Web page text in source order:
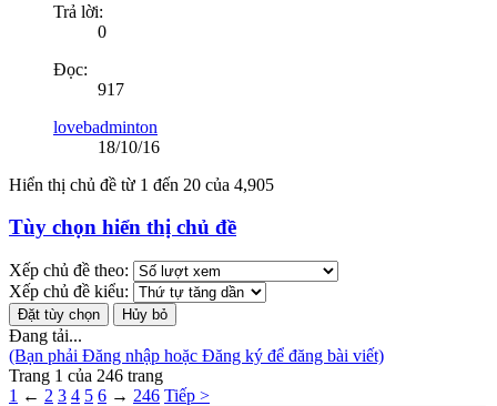
Trả lời:
0
Đọc:
917
lovebadminton
18/10/16
Hiển thị chủ đề từ 1 đến 20 của 4,905
Tùy chọn hiển thị chủ đề
Xếp chủ đề theo:
Xếp chủ đề kiểu:
Đang tải...
(Bạn phải Đăng nhập hoặc Đăng ký để đăng bài viết)
Trang 1 của 246 trang
1 ← 2 3 4 5 6 → 246 Tiếp >